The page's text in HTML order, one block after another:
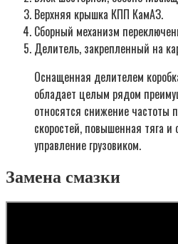
Верхняя крышка КПП КамАЗ.
Сборный механизм
Делитель, закрепленный на
Оснащенная делителем
обладает целым рядом
относятся снижение частоты
скоростей, повышенная тяга и
управление грузовиком.
Замена смазки